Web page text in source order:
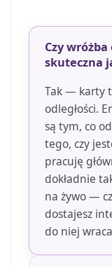
Czy
skuteczna
Tak — karty
odległości.
są tym, co
tego, czy
pracuję
dokładnie
na żywo —
dostajesz
do niej